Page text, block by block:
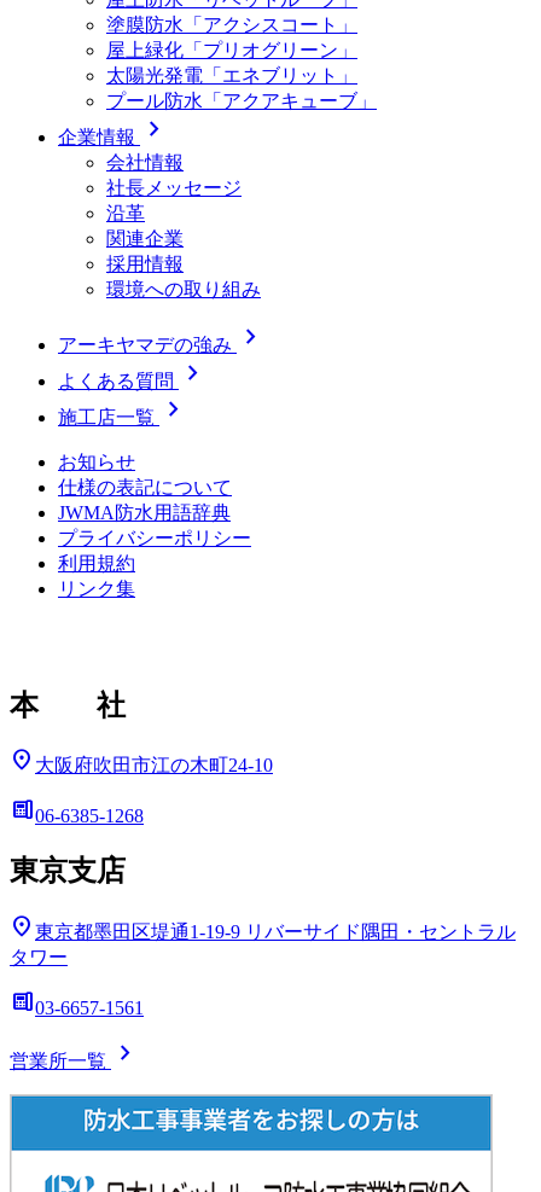
塗膜防水「アクシスコート」
屋上緑化「プリオグリーン」
太陽光発電「エネブリット」
プール防水「アクアキューブ」
企業情報
chevron_right
会社情報
社長メッセージ
沿革
関連企業
採用情報
環境への取り組み
アーキヤマデの強み chevron_right
よくある質問 chevron_right
施工店一覧 chevron_right
お知らせ
仕様の表記について
JWMA防水用語辞典
プライバシーポリシー
利用規約
リンク集
本 社
location_on 大阪府吹田市江の木町24-10
deskphone06-6385-1268
東京支店
location_on 東京都墨田区堤通1-19-9 リバーサイド隅田・セントラル
タワー
deskphone03-6657-1561
営業所一覧 chevron_right